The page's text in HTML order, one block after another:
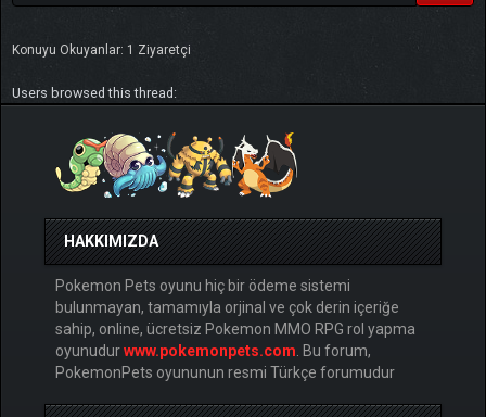
Konuyu Okuyanlar: 1 Ziyaretçi
Users browsed this thread:
HAKKIMIZDA
Pokemon Pets oyunu hiç bir ödeme sistemi
bulunmayan, tamamıyla orjinal ve çok derin içeriğe
sahip, online, ücretsiz Pokemon MMO RPG rol yapma
oyunudurwww.pokemonpets.com. Bu forum,
PokemonPets oyununun resmi Türkçe forumudur